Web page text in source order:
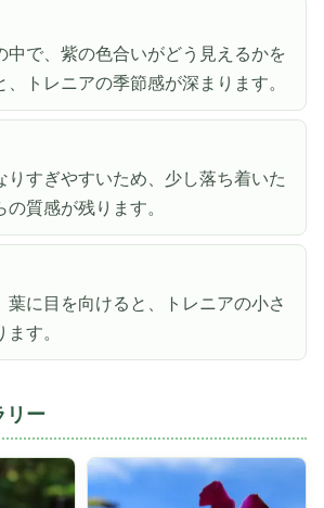
中で、紫の色合いがどう見えるかを
トレニアの季節感が深まります。
りすぎやすいため、少し落ち着いた
質感が残ります。
葉に目を向けると、トレニアの小さ
す。
リー